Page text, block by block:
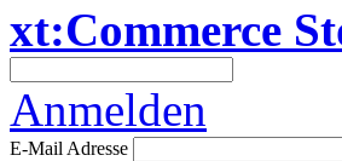
xt:Commerce
Anmelden
E-Mail Adresse